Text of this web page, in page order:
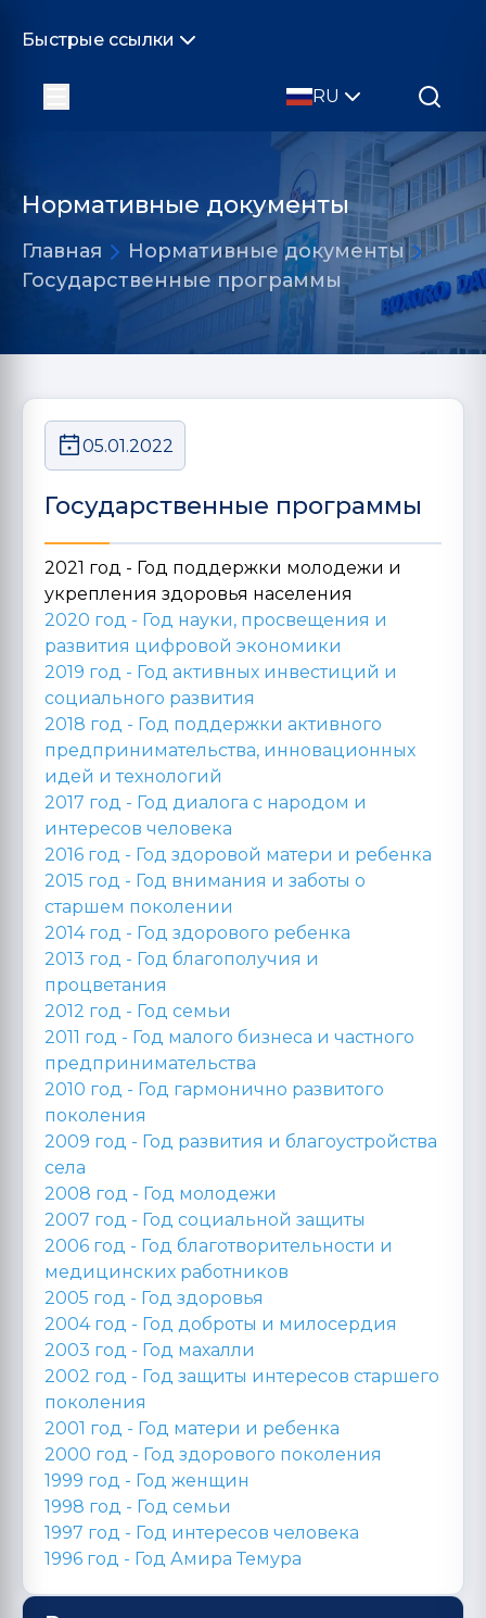
Быстрые ссылки
RU
Нормативные документы
Главная
Нормативные документы
Государственные программы
05.01.2022
Государственные программы
2021 год - Год поддержки молодежи и
укрепления здоровья населения
2020 год - Год науки, просвещения и
развития цифровой экономики
2019 год - Год активных инвестиций и
социального развития
2018 год - Год поддержки активного
предпринимательства, инновационных
идей и технологий
2017 год - Год диалога с народом и
интересов человека
2016 год - Год здоровой матери и ребенка
2015 год - Год внимания и заботы о
старшем поколении
2014 год - Год здорового ребенка
2013 год - Год благополучия и
процветания
2012 год - Год семьи
2011 год - Год малого бизнеса и частного
предпринимательства
2010 год - Год гармонично развитого
поколения
2009 год - Год развития и благоустройства
села
2008 год - Год молодежи
2007 год - Год социальной защиты
2006 год - Год благотворительности и
медицинских работников
2005 год - Год здоровья
2004 год - Год доброты и милосердия
2003 год - Год махалли
2002 год - Год защиты интересов старшего
поколения
2001 год - Год матери и ребенка
2000 год - Год здорового поколения
1999 год - Год женщин
1998 год - Год семьи
1997 год - Год интересов человека
1996 год - Год Амира Темура